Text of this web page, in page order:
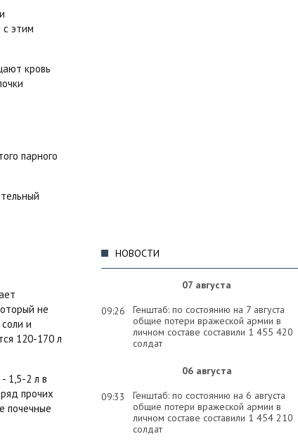
НОВОСТИ
07 августа
09:26
Генштаб: по состоянию на 7 августа
общие потери вражеской армии в
личном составе составили 1 455 420
солдат
06 августа
09:33
Генштаб: по состоянию на 6 августа
общие потери вражеской армии в
личном составе составили 1 454 210
солдат
с этим
кровь
парного
не
и
120-170 л
1,5-2 л в
прочих
почечные